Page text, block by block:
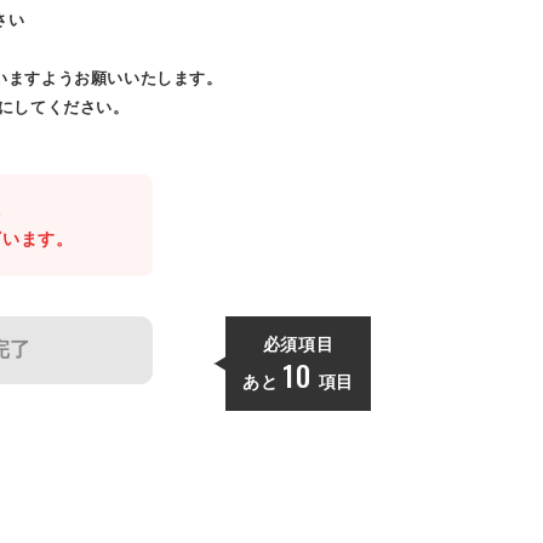
い
すようお願いいたします。
してください。
ます。
了 必須項目
あと 10 項目